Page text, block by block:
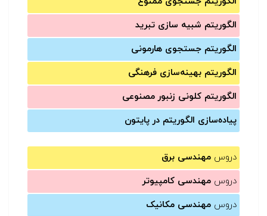
الگوریتم شبیه سازی تبرید
الگوریتم جستجوی هارمونی
الگوریتم بهینه‌سازی فرهنگی
الگوریتم کلونی زنبور مصنوعی
پیاده‌سازی الگوریتم در پایتون
دروس مهندسی برق
دروس مهندسی کامپیوتر
دروس مهندسی مکانیک